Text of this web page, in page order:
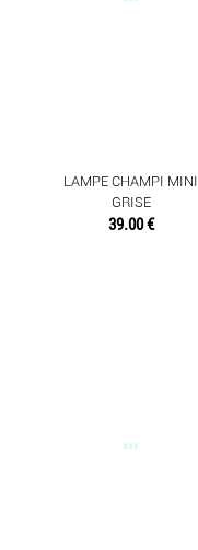
LAMPE CHAMPI MINI
GRISE
39.00 €